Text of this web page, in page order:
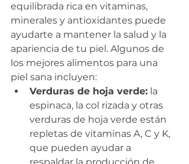
equilibrada rica en vitaminas,
minerales y antioxidantes puede
ayudarte a mantener la salud y la
apariencia de tu piel. Algunos de
los mejores alimentos para una
piel sana incluyen:
Verduras de hoja verde: la
espinaca, la col rizada y otras
verduras de hoja verde están
repletas de vitaminas A, C y K,
que pueden ayudar a